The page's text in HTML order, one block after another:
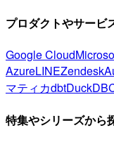
プロダクトやサービ
Google Cloud
AzureLINEZendesk
マティカdbtDuckDB
特集やシリーズから